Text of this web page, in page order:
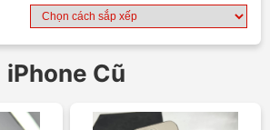
iPhone Cũ